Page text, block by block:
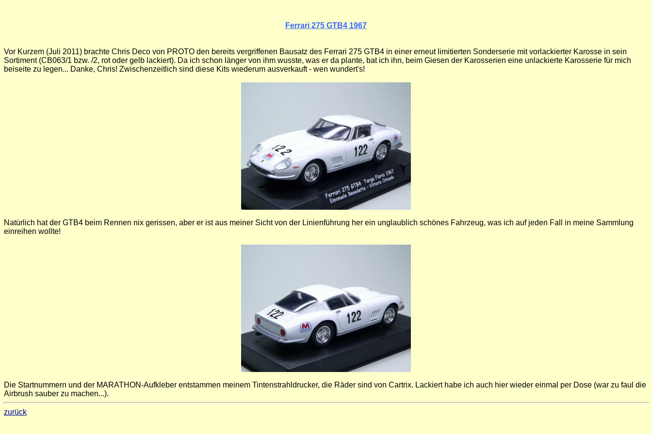
Ferrari 275 GTB4 1967
Vor Kurzem (Juli 2011) brachte Chris Deco von PROTO den bereits vergriffenen Bausatz des Ferrari 275 GTB4 in einer erneut limitierten Sonderserie mit vorlackierter Karosse in sein
Sortiment (CB063/1 bzw. /2, rot oder gelb lackiert). Da ich schon länger von ihm wusste, was er da plante, bat ich ihn, beim Giesen der Karosserien eine unlackierte Karosserie für mich
beiseite zu legen... Danke, Chris! Zwischenzeitlich sind diese Kits wiederum ausverkauft - wen wundert's!
Natürlich hat der GTB4 beim Rennen nix gerissen, aber er ist aus meiner Sicht von der Linienführung her ein unglaublich schönes Fahrzeug, was ich auf jeden Fall in meine Sammlung
einreihen wollte!
Die Startnummern und der MARATHON-Aufkleber entstammen meinem Tintenstrahldrucker, die Räder sind von Cartrix. Lackiert habe ich auch hier wieder einmal per Dose (war zu faul die
Airbrush sauber zu machen...).
zurück